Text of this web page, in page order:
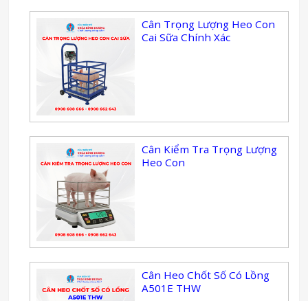
Cân Trọng Lượng Heo Con
Cai Sữa Chính Xác
Cân Kiểm Tra Trọng Lượng
Heo Con
Cân Heo Chốt Số Có Lồng
A501E THW